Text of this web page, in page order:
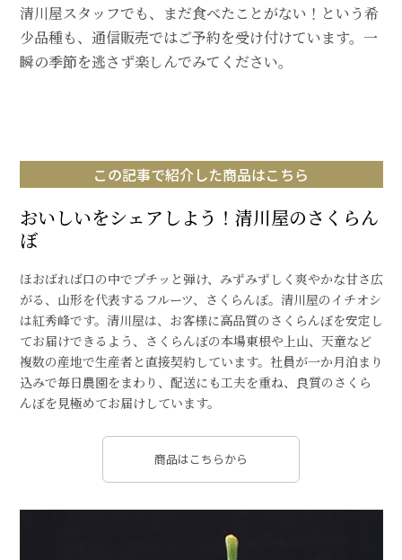
清川屋スタッフでも、まだ食べたことがない！という希
少品種も、通信販売ではご予約を受け付けています。一
瞬の季節を逃さず楽しんでみてください。
この記事で紹介した商品はこちら
おいしいをシェアしよう！清川屋のさくらん
ぼ
ほおばれば口の中でプチッと弾け、みずみずしく爽やかな甘さ広
がる、山形を代表するフルーツ、さくらんぼ。清川屋のイチオシ
は紅秀峰です。清川屋は、お客様に高品質のさくらんぼを安定し
てお届けできるよう、さくらんぼの本場東根や上山、天童など
複数の産地で生産者と直接契約しています。社員が一か月泊まり
込みで毎日農園をまわり、配送にも工夫を重ね、良質のさくら
んぼを見極めてお届けしています。
商品はこちらから